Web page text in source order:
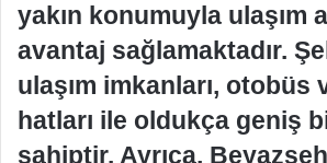
yakın konumuyla ulaşım
avantaj sağlamaktadır.
ulaşım imkanları, otobüs
hatları ile oldukça geniş
sahiptir. Ayrıca,